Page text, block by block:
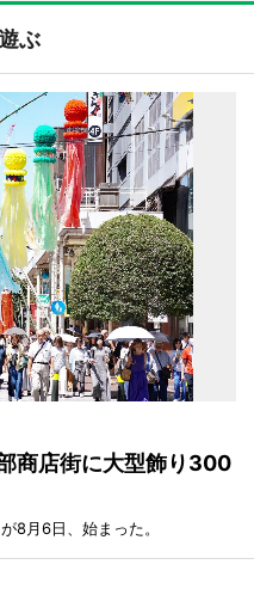
ぶ
商店街に大型飾り300
8月6日、始まった。